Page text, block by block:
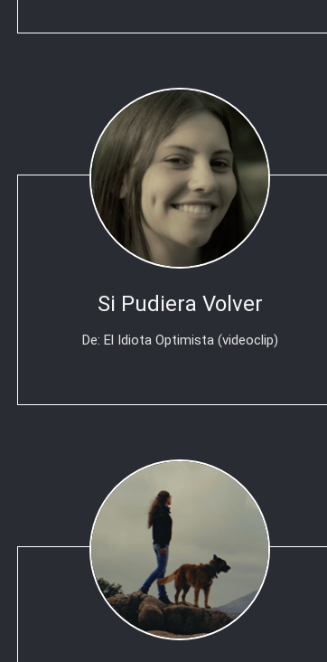
Si Pudiera Volver
De: El Idiota Optimista (videoclip)